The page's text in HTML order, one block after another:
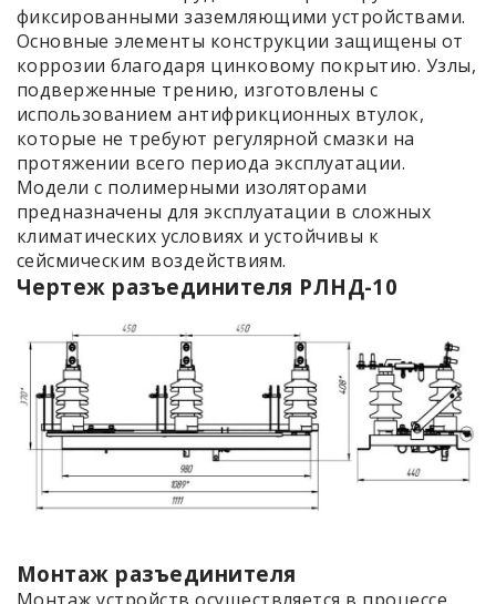
фиксированными заземляющими устройствами.
Основные элементы конструкции защищены от
коррозии благодаря цинковому покрытию. Узлы,
подверженные трению, изготовлены с
использованием антифрикционных втулок,
которые не требуют регулярной смазки на
протяжении всего периода эксплуатации.
Модели с полимерными изоляторами
предназначены для эксплуатации в сложных
климатических условиях и устойчивы к
сейсмическим воздействиям.
Чертеж разъединителя РЛНД-10
Монтаж разъединителя